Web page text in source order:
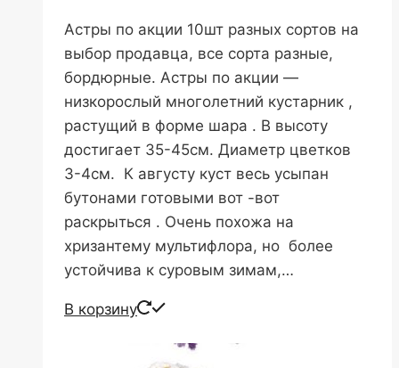
Астры по акции 10шт разных сортов на
выбор продавца, все сорта разные,
бордюрные. Астры по акции —
низкорослый многолетний кустарник ,
растущий в форме шара . В высоту
достигает 35-45см. Диаметр цветков
3-4см. К августу куст весь усыпан
бутонами готовыми вот -вот
раскрыться . Очень похожа на
хризантему мультифлора, но более
устойчива к суровым зимам,…
В корзину